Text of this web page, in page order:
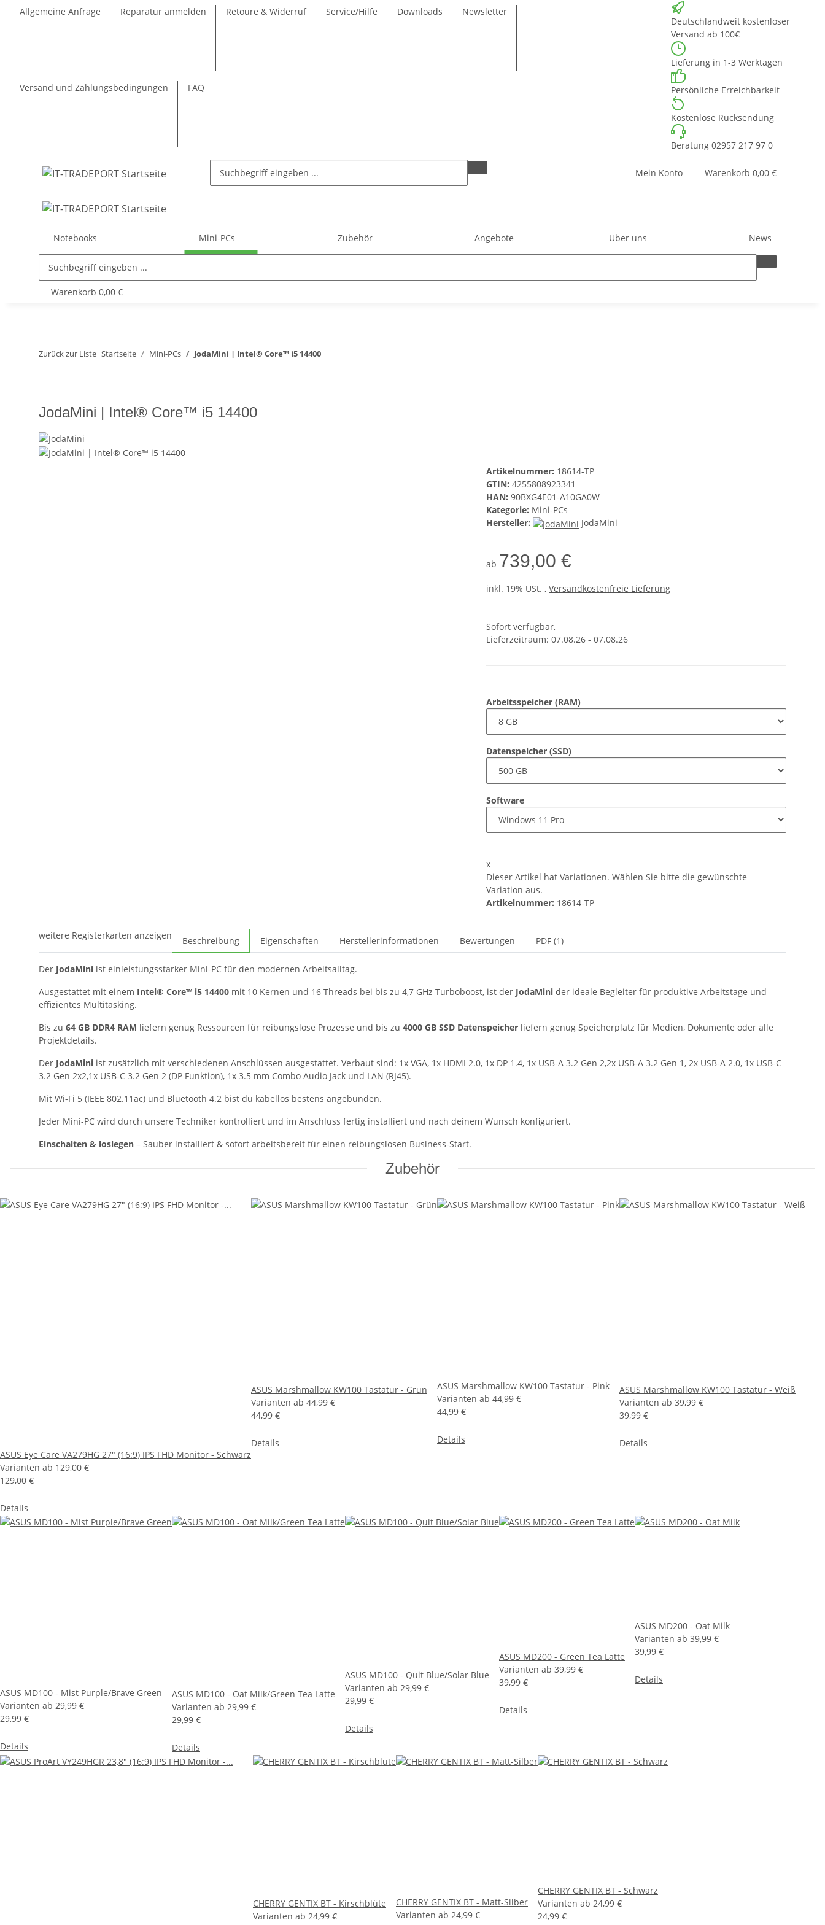
Deutschlandweit kostenloser
Versand ab 100€
Lieferung in 1-3 Werktagen
Persönliche Erreichbarkeit
Kostenlose Rücksendung
Beratung 02957 217 97 0
Allgemeine Anfrage Reparatur anmelden Retoure & Widerruf Service/Hilfe Downloads Newsletter
Versand und Zahlungsbedingungen FAQ
Mein Konto Warenkorb 0,00 €
Notebooks Mini-PCs Zubehör Angebote Über uns News
Warenkorb 0,00 €
Zurück zur Liste Startseite Mini-PCs JodaMini | Intel® Core™ i5 14400
JodaMini | Intel® Core™ i5 14400
Artikelnummer: 18614-TP
GTIN: 4255808923341
HAN: 90BXG4E01-A10GA0W
Kategorie: Mini-PCs
Hersteller:
JodaMini
ab 739,00 €
inkl. 19% USt. ,Versandkostenfreie Lieferung
Sofort verfügbar,
Lieferzeitraum: 07.08.26 - 07.08.26
Arbeitsspeicher (RAM)
Datenspeicher (SSD)
Software
x
Dieser Artikel hat Variationen. Wählen Sie bitte die gewünschte
Variation aus.
Artikelnummer: 18614-TP
weitere Registerkarten anzeigen Beschreibung Eigenschaften Herstellerinformationen Bewertungen PDF (1)
Der JodaMini ist einleistungsstarker Mini-PC für den modernen Arbeitsalltag.
Ausgestattet mit einem Intel® Core™ i5 14400 mit 10 Kernen und 16 Threads bei bis zu 4,7 GHz Turboboost, ist der JodaMini der ideale Begleiter für produktive Arbeitstage und
effizientes Multitasking.
Bis zu 64 GB DDR4 RAM liefern genug Ressourcen für reibungslose Prozesse und bis zu 4000 GB SSD Datenspeicher liefern genug Speicherplatz für Medien, Dokumente oder alle
Projektdetails.
Der JodaMini ist zusätzlich mit verschiedenen Anschlüssen ausgestattet. Verbaut sind: 1x VGA, 1x HDMI 2.0, 1x DP 1.4, 1x USB-A 3.2 Gen 2,2x USB-A 3.2 Gen 1, 2x USB-A 2.0, 1x USB-C
3.2 Gen 2x2,1x USB-C 3.2 Gen 2 (DP Funktion), 1x 3.5 mm Combo Audio Jack und LAN (RJ45).
Mit Wi-Fi 5 (IEEE 802.11ac) und Bluetooth 4.2 bist du kabellos bestens angebunden.
Jeder Mini-PC wird durch unsere Techniker kontrolliert und im Anschluss fertig installiert und nach deinem Wunsch konfiguriert.
Einschalten & loslegen – Sauber installiert & sofort arbeitsbereit für einen reibungslosen Business-Start.
Zubehör
ASUS Eye Care VA279HG 27" (16:9) IPS FHD Monitor - Schwarz
Varianten ab 129,00 €
129,00 €
Details
ASUS Marshmallow KW100 Tastatur - Grün
Varianten ab 44,99 €
44,99 €
Details
ASUS Marshmallow KW100 Tastatur - Pink
Varianten ab 44,99 €
44,99 €
Details
ASUS Marshmallow KW100 Tastatur - Weiß
Varianten ab 39,99 €
39,99 €
Details
ASUS MD100 - Mist Purple/Brave Green
Varianten ab 29,99 €
29,99 €
Details
ASUS MD100 - Oat Milk/Green Tea Latte
Varianten ab 29,99 €
29,99 €
Details
ASUS MD100 - Quit Blue/Solar Blue
Varianten ab 29,99 €
29,99 €
Details
ASUS MD200 - Green Tea Latte
Varianten ab 39,99 €
39,99 €
Details
ASUS MD200 - Oat Milk
Varianten ab 39,99 €
39,99 €
Details
CHERRY GENTIX BT - Kirschblüte
Varianten ab 24,99 €
CHERRY GENTIX BT - Matt-Silber
Varianten ab 24,99 €
CHERRY GENTIX BT - Schwarz
Varianten ab 24,99 €
24,99 €